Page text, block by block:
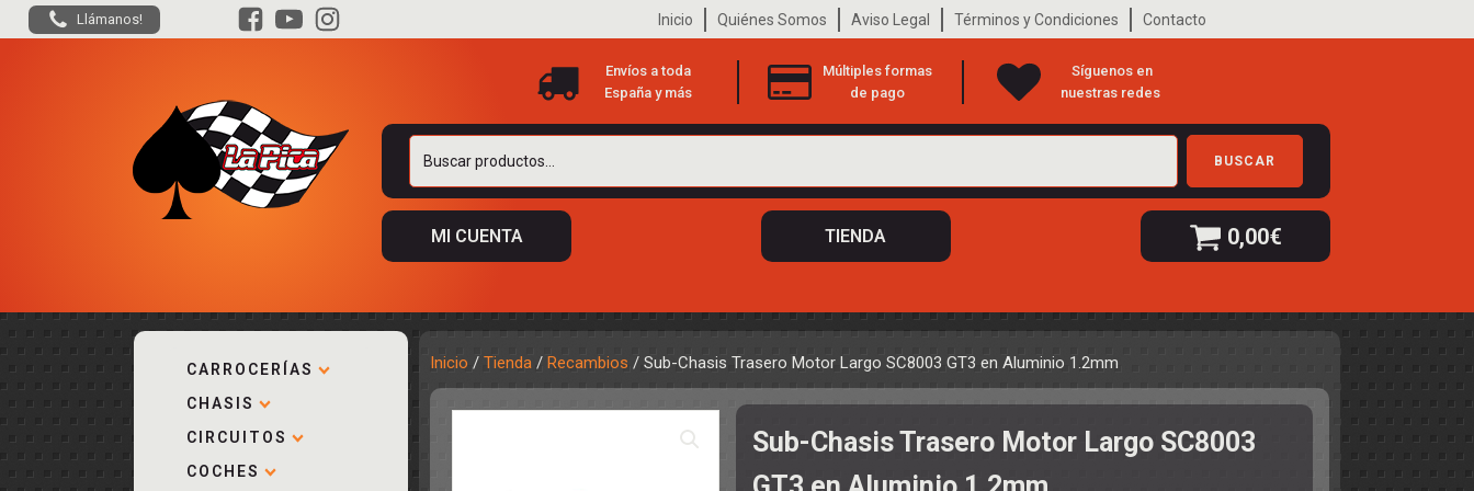
Llámanos! Inicio Quiénes Somos Aviso Legal Términos y Condiciones Contacto
Envíos a toda
España y más
Múltiples formas
de pago
Síguenos en
nuestras redes
Buscar
BUSCAR
MI CUENTA TIENDA 0,00€
CARROCERÍAS
CHASIS
CIRCUITOS
COCHES
Inicio / Tienda / Recambios / Sub-Chasis Trasero Motor Largo SC8003 GT3 en Aluminio 1.2mm
Sub-Chasis Trasero Motor Largo SC8003